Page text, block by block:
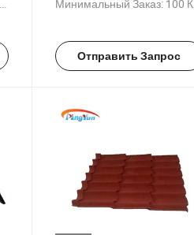
Минимальный Заказ: 100 Куски
Отправить Запрос